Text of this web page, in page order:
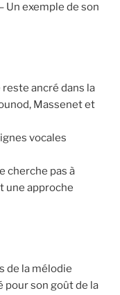
Un exemple de son
ancré dans la
Massenet et
vocales
cherche pas à
une approche
de la mélodie
pour son goût de la